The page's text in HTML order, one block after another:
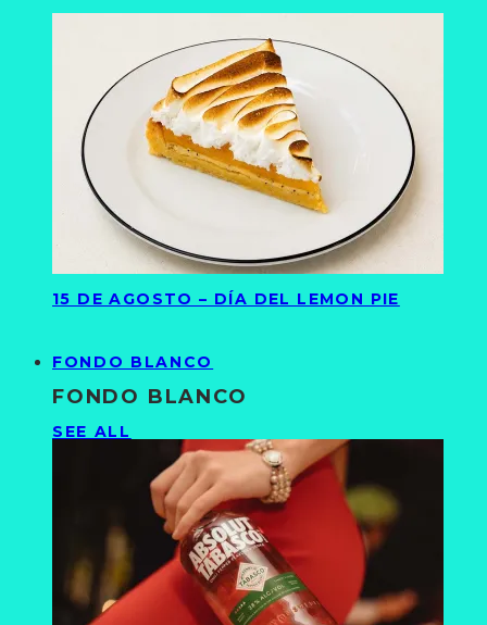
15 DE AGOSTO – DÍA DEL LEMON PIE
FONDO BLANCO
FONDO BLANCO
SEE ALL